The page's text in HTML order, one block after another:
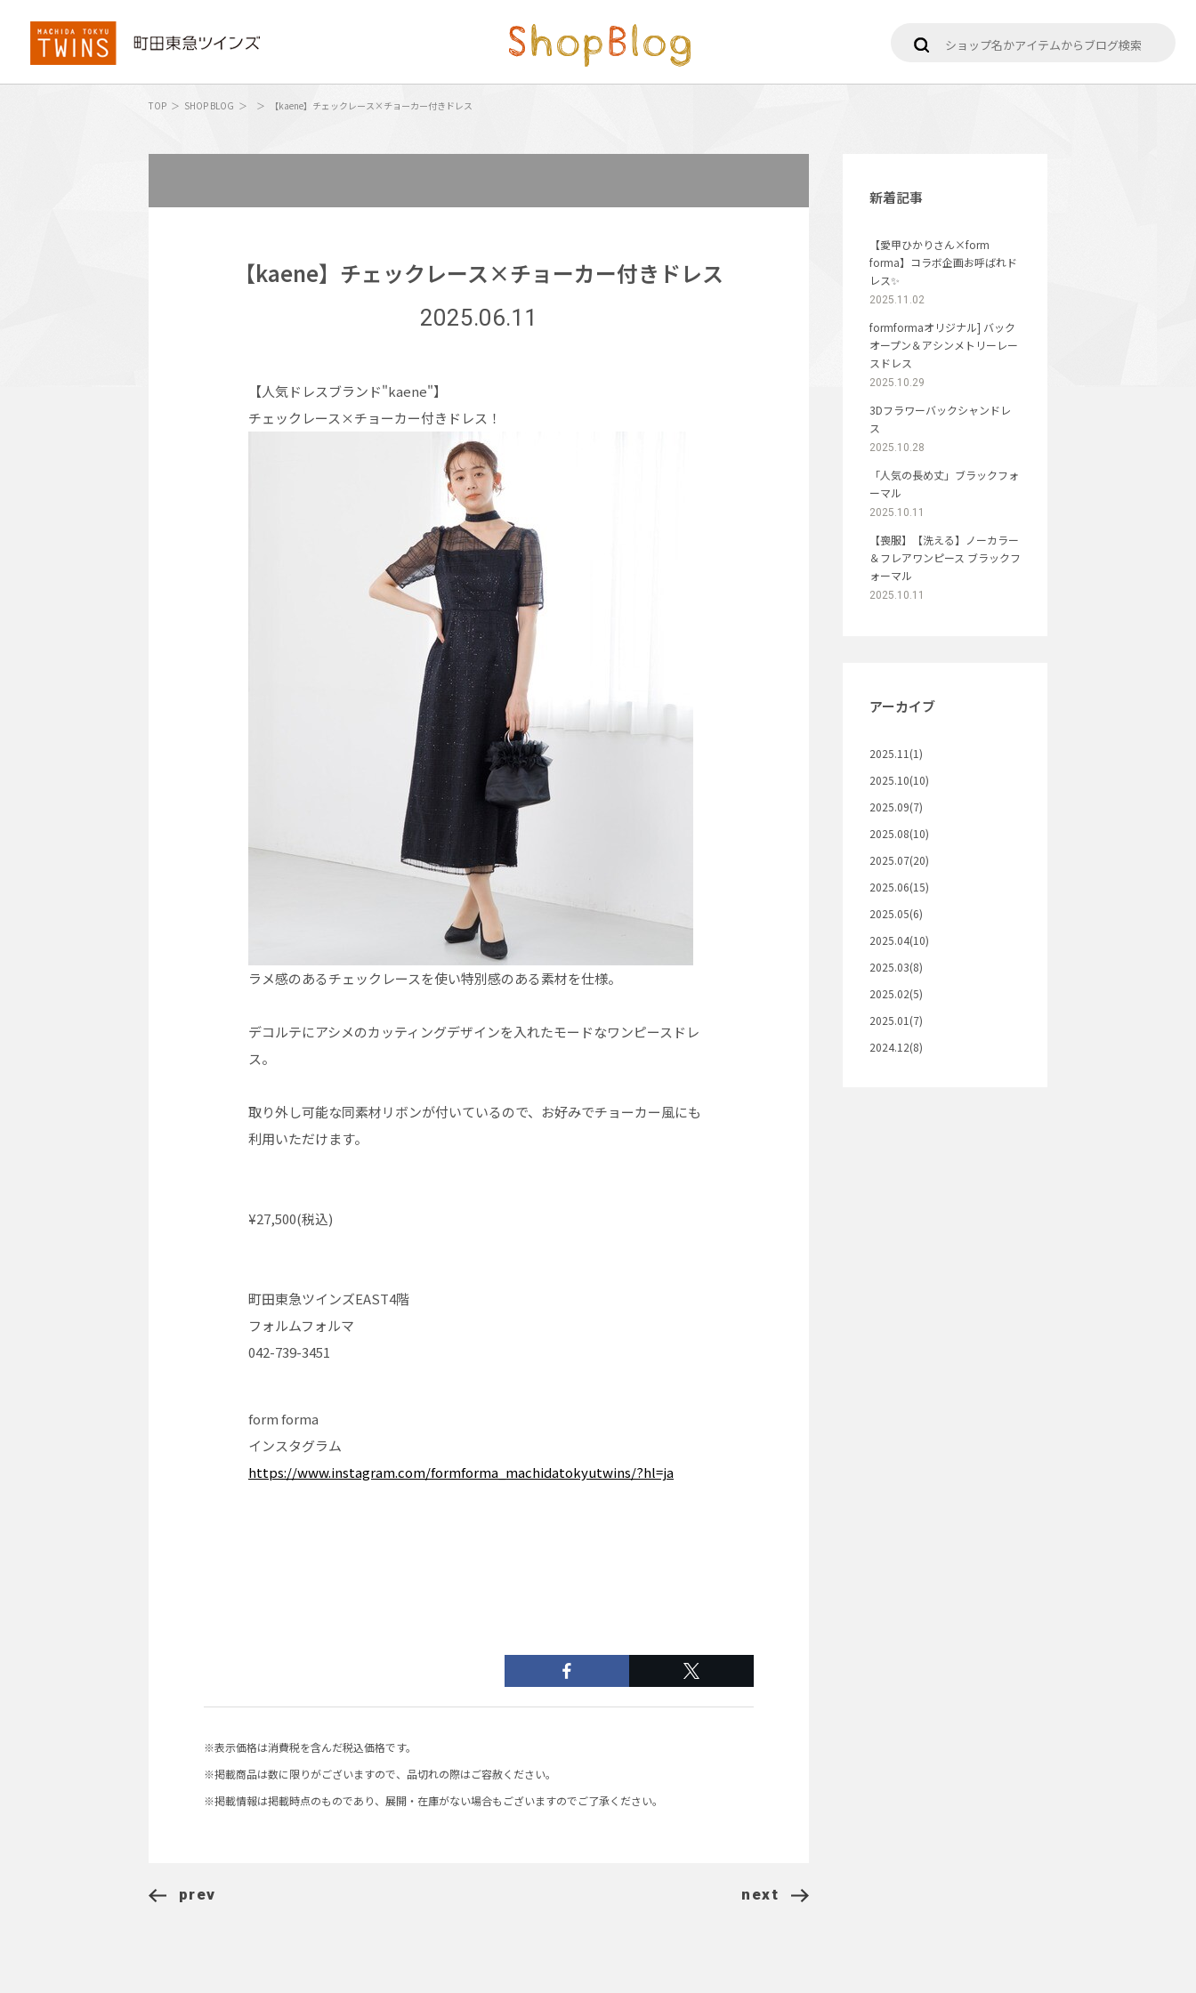
TOP SHOP BLOG 【kaene】チェックレース×チョーカー付きドレス
【kaene】チェックレース×チョーカー付きドレス
2025.06.11
【人気ドレスブランド"kaene"】
チェックレース×チョーカー付きドレス！
ラメ感のあるチェックレースを使い特別感のある素材を仕様。
デコルテにアシメのカッティングデザインを入れたモードなワンピースドレ
ス。
取り外し可能な同素材リボンが付いているので、お好みでチョーカー風にも
利用いただけます。
¥27,500(税込)
町田東急ツインズEAST4階
フォルムフォルマ
042-739-3451
form forma
インスタグラム
https://www.instagram.com/formforma_machidatokyutwins/?hl=ja
※表示価格は消費税を含んだ税込価格です。
※掲載商品は数に限りがございますので、品切れの際はご容赦ください。
※掲載情報は掲載時点のものであり、展開・在庫がない場合もございますのでご了承ください。
prev next
新着記事
【愛甲ひかりさん×form
forma】コラボ企画お呼ばれド
レス✨
2025.11.02
formformaオリジナル] バック
オープン＆アシンメトリーレー
スドレス
2025.10.29
3Dフラワーバックシャンドレ
ス
2025.10.28
「人気の長め丈」ブラックフォ
ーマル
2025.10.11
【喪服】【洗える】ノーカラー
＆フレアワンピース ブラックフ
ォーマル
2025.10.11
アーカイブ
2025.11(1)
2025.10(10)
2025.09(7)
2025.08(10)
2025.07(20)
2025.06(15)
2025.05(6)
2025.04(10)
2025.03(8)
2025.02(5)
2025.01(7)
2024.12(8)